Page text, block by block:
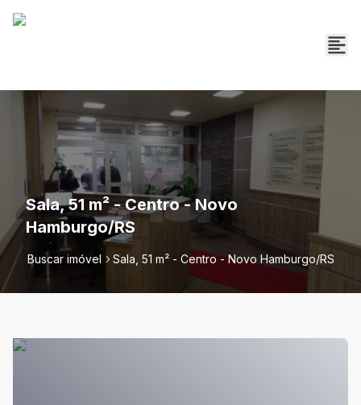
Sala, 51 m² - Centro - Novo
Hamburgo/RS
Buscar imóvel Sala, 51 m² - Centro - Novo Hamburgo/RS